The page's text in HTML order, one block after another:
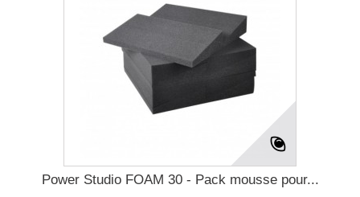
Power Studio FOAM 30 - Pack mousse pour...